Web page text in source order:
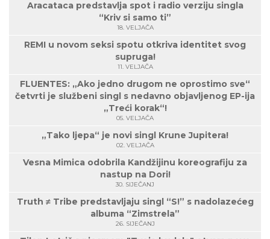
Aracataca predstavlja spot i radio verziju singla
“Kriv si samo ti”
18. VELJAČA
REMI u novom seksi spotu otkriva identitet svog
supruga!
11. VELJAČA
FLUENTES: „Ako jedno drugom ne oprostimo sve“
četvrti je službeni singl s nedavno objavljenog EP-ija
„Treći korak“!
05. VELJAČA
„Tako ljepa“ je novi singl Krune Jupitera!
02. VELJAČA
Vesna Mimica odobrila Kandžijinu koreografiju za
nastup na Dori!
30. SIJEČANJ
Truth ≠ Tribe predstavljaju singl “S!” s nadolazećeg
albuma “Zimstrela”
26. SIJEČANJ